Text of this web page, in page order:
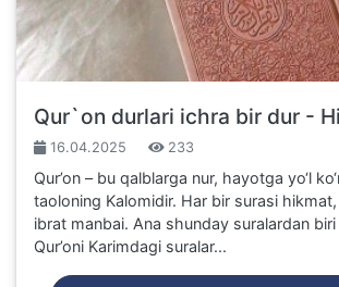
Qur`on durlari ichra bir dur -
16.04.2025 233
Qur’on – bu qalblarga nur, hayotga yo‘l
taoloning Kalomidir. Har bir surasi
ibrat manbai. Ana shunday suralardan
Qur’oni Karimdagi suralar...